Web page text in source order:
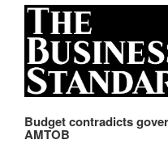
Budget contradicts
AMTOB